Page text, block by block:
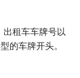
租车车牌号以
的车牌开头。